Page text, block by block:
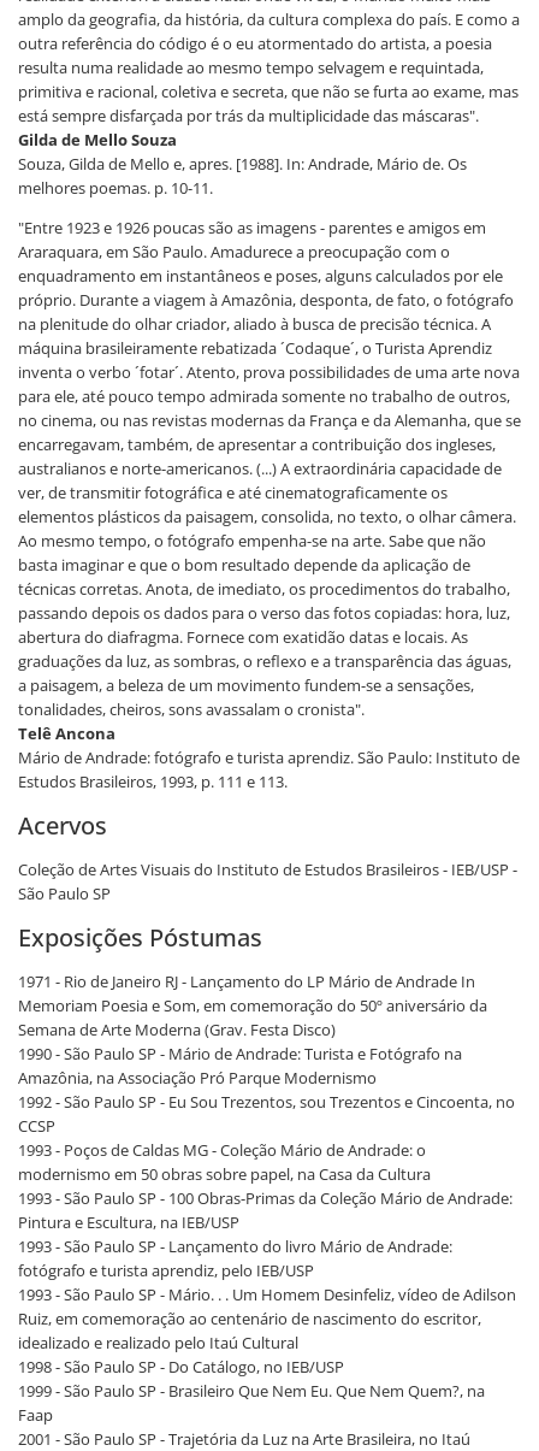
amplo da geografia, da história, da cultura complexa do país. E como a
outra referência do código é o eu atormentado do artista, a poesia
resulta numa realidade ao mesmo tempo selvagem e requintada,
primitiva e racional, coletiva e secreta, que não se furta ao exame, mas
está sempre disfarçada por trás da multiplicidade das máscaras".
Gilda de Mello Souza
Souza, Gilda de Mello e, apres. [1988]. In: Andrade, Mário de. Os
melhores poemas. p. 10-11.
"Entre 1923 e 1926 poucas são as imagens - parentes e amigos em
Araraquara, em São Paulo. Amadurece a preocupação com o
enquadramento em instantâneos e poses, alguns calculados por ele
próprio. Durante a viagem à Amazônia, desponta, de fato, o fotógrafo
na plenitude do olhar criador, aliado à busca de precisão técnica. A
máquina brasileiramente rebatizada ´Codaque´, o Turista Aprendiz
inventa o verbo ´fotar´. Atento, prova possibilidades de uma arte nova
para ele, até pouco tempo admirada somente no trabalho de outros,
no cinema, ou nas revistas modernas da França e da Alemanha, que se
encarregavam, também, de apresentar a contribuição dos ingleses,
australianos e norte-americanos. (...) A extraordinária capacidade de
ver, de transmitir fotográfica e até cinematograficamente os
elementos plásticos da paisagem, consolida, no texto, o olhar câmera.
Ao mesmo tempo, o fotógrafo empenha-se na arte. Sabe que não
basta imaginar e que o bom resultado depende da aplicação de
técnicas corretas. Anota, de imediato, os procedimentos do trabalho,
passando depois os dados para o verso das fotos copiadas: hora, luz,
abertura do diafragma. Fornece com exatidão datas e locais. As
graduações da luz, as sombras, o reflexo e a transparência das águas,
a paisagem, a beleza de um movimento fundem-se a sensações,
tonalidades, cheiros, sons avassalam o cronista".
Telê Ancona
Mário de Andrade: fotógrafo e turista aprendiz. São Paulo: Instituto de
Estudos Brasileiros, 1993, p. 111 e 113.
Acervos
Coleção de Artes Visuais do Instituto de Estudos Brasileiros - IEB/USP -
São Paulo SP
Exposições Póstumas
1971 - Rio de Janeiro RJ - Lançamento do LP Mário de Andrade In
Memoriam Poesia e Som, em comemoração do 50º aniversário da
Semana de Arte Moderna (Grav. Festa Disco)
1990 - São Paulo SP - Mário de Andrade: Turista e Fotógrafo na
Amazônia, na Associação Pró Parque Modernismo
1992 - São Paulo SP - Eu Sou Trezentos, sou Trezentos e Cincoenta, no
CCSP
1993 - Poços de Caldas MG - Coleção Mário de Andrade: o
modernismo em 50 obras sobre papel, na Casa da Cultura
1993 - São Paulo SP - 100 Obras-Primas da Coleção Mário de Andrade:
Pintura e Escultura, na IEB/USP
1993 - São Paulo SP - Lançamento do livro Mário de Andrade:
fotógrafo e turista aprendiz, pelo IEB/USP
1993 - São Paulo SP - Mário. . . Um Homem Desinfeliz, vídeo de Adilson
Ruiz, em comemoração ao centenário de nascimento do escritor,
idealizado e realizado pelo Itaú Cultural
1998 - São Paulo SP - Do Catálogo, no IEB/USP
1999 - São Paulo SP - Brasileiro Que Nem Eu. Que Nem Quem?, na
Faap
2001 - São Paulo SP - Trajetória da Luz na Arte Brasileira, no Itaú